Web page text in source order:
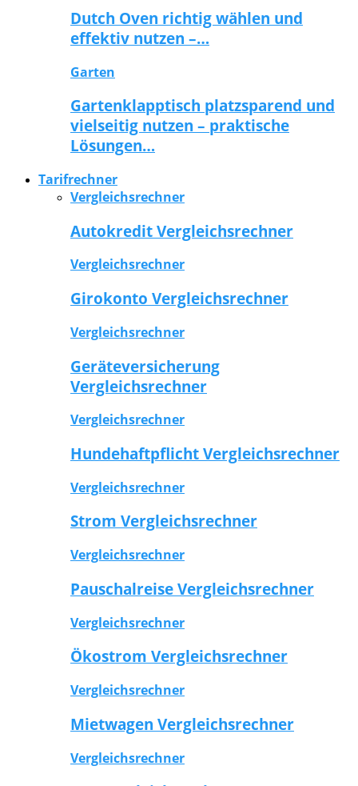
Dutch Oven richtig wählen und
effektiv nutzen –…
Garten
Gartenklapptisch platzsparend und
vielseitig nutzen – praktische
Lösungen…
Tarifrechner
Vergleichsrechner
Autokredit Vergleichsrechner
Vergleichsrechner
Girokonto Vergleichsrechner
Vergleichsrechner
Geräteversicherung
Vergleichsrechner
Vergleichsrechner
Hundehaftpflicht Vergleichsrechner
Vergleichsrechner
Strom Vergleichsrechner
Vergleichsrechner
Pauschalreise Vergleichsrechner
Vergleichsrechner
Ökostrom Vergleichsrechner
Vergleichsrechner
Mietwagen Vergleichsrechner
Vergleichsrechner